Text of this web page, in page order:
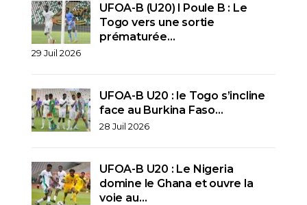
UFOA-B (U20) l Poule B : Le
Togo vers une sortie
prématurée…
29 Juil 2026
UFOA-B U20 : le Togo s’incline
face au Burkina Faso…
28 Juil 2026
UFOA-B U20 : Le Nigeria
domine le Ghana et ouvre la
voie au…